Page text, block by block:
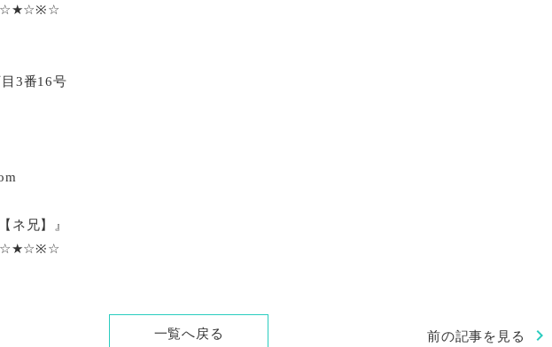
3番16号
ネ兄】』
一覧へ戻る 前の記事を見る chevron_right